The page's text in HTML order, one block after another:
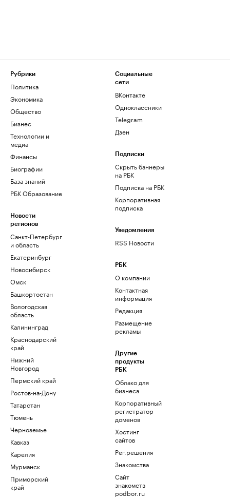
Рубрики
Политика
Экономика
Общество
Бизнес
Технологии и
медиа
Финансы
Биографии
База знаний
РБК Образование
Новости
регионов
Санкт-Петербург
и область
Екатеринбург
Новосибирск
Омск
Башкортостан
Вологодская
область
Калининград
Краснодарский
край
Нижний
Новгород
Пермский край
Ростов-на-Дону
Татарстан
Тюмень
Черноземье
Кавказ
Карелия
Мурманск
Приморский
край
Социальные
сети
ВКонтакте
Одноклассники
Telegram
Дзен
Подписки
Скрыть баннеры
на РБК
Подписка на РБК
Корпоративная
подписка
Уведомления
RSS Новости
РБК
О компании
Контактная
информация
Редакция
Размещение
рекламы
Другие
продукты
РБК
Облако для
бизнеса
Корпоративный
регистратор
доменов
Хостинг
сайтов
Рег.решения
Знакомства
Сайт
знакомств
podbor.ru